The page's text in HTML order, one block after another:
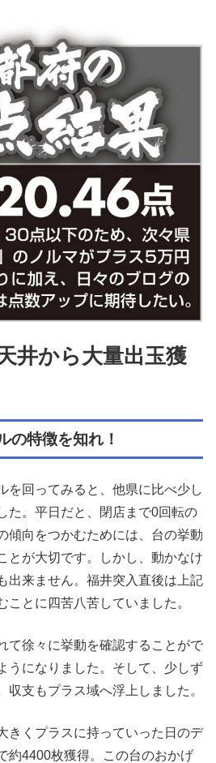
井から大量出玉獲
の特徴を知れ！
を回ってみると、他県に比べ少し
た。平日だと、閉店まで0回転の
傾向をつかむためには、台の挙動
とが大切です。しかし、動かなけ
出来ません。福井突入直後は上記
ことに四苦八苦していました。
て徐々に挙動を確認することがで
うになりました。そして、少しず
収支もプラス域へ浮上しました。
きくプラスに持っていった日のデ
約4400枚獲得。この台のおかげ